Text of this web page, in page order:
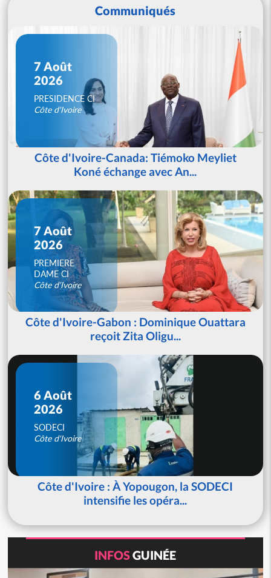
Communiqués
7 Août
2026
PRESIDENCE CI
Côte d'Ivoire
Côte d'Ivoire-Canada: Tiémoko Meyliet
Koné échange avec An...
7 Août
2026
PREMIERE
DAME CI
Côte d'Ivoire
Côte d'Ivoire-Gabon : Dominique Ouattara
reçoit Zita Oligu...
6 Août
2026
SODECI
Côte d'Ivoire
Côte d'Ivoire : À Yopougon, la SODECI
intensifie les opéra...
INFOSGUINÉE